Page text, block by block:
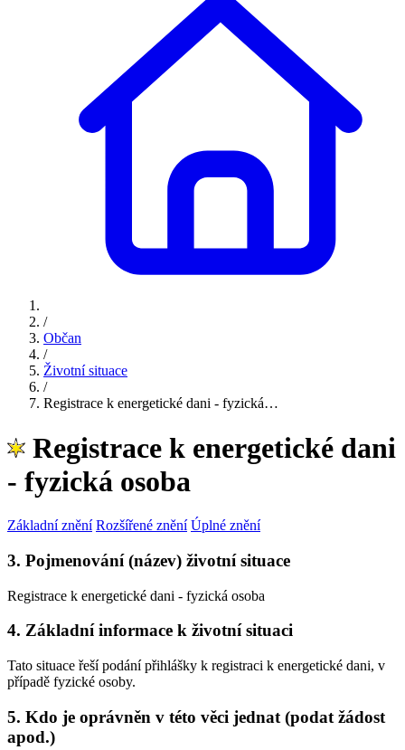
/
Občan
/
Životní situace
/
Registrace k energetické dani - fyzická…
Registrace k energetické dani
- fyzická osoba
Základní znění Rozšířené znění Úplné znění
3. Pojmenování (název) životní situace
Registrace k energetické dani - fyzická osoba
4. Základní informace k životní situaci
Tato situace řeší podání přihlášky k registraci k energetické dani, v
případě fyzické osoby.
5. Kdo je oprávněn v této věci jednat (podat žádost
apod.)